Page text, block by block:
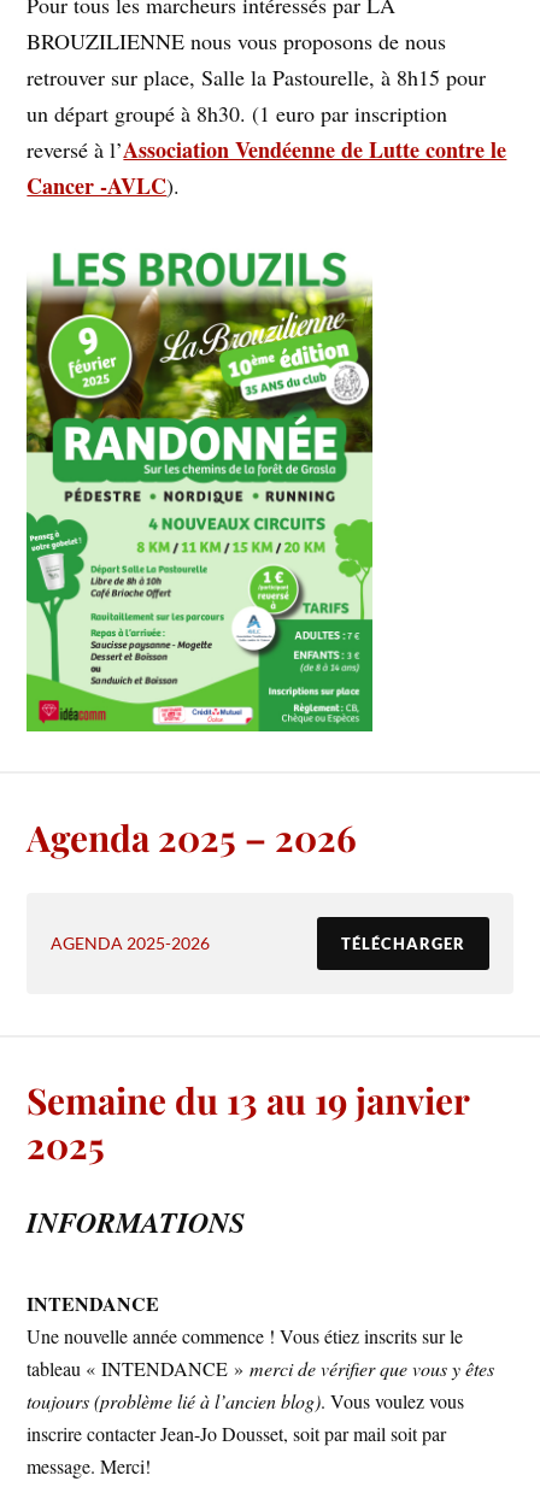
BROUZILIENNE nous vous proposons de nous
retrouver sur place, Salle la Pastourelle, à 8h15 pour
un départ groupé à 8h30. (1 euro par inscription
reversé à l’Association Vendéenne de Lutte contre le
Cancer -AVLC).
Agenda 2025 – 2026
AGENDA 2025-2026 TÉLÉCHARGER
Semaine du 13 au 19 janvier
2025
INFORMATIONS
INTENDANCE
Une nouvelle année commence ! Vous étiez inscrits sur le
tableau « INTENDANCE »merci de vérifier que vous y êtes
toujours (problème lié à l’ancien blog). Vous voulez vous
inscrire contacter Jean-Jo Dousset, soit par mail soit par
message. Merci!